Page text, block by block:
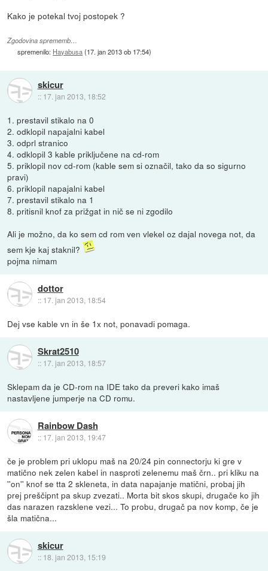
Kako je potekal tvoj postopek ?
Zgodovina sprememb…
spremenilo: Hayabusa(17. jan 2013 ob 17:54)
skicur
:: 17. jan 2013, 18:52
1. prestavil stikalo na 0
2. odklopil napajalni kabel
3. odprl stranico
4. odklopil 3 kable priključene na cd-rom
5. priklopil nov cd-rom (kable sem si označil, tako da so sigurno
pravi)
6. priklopil napajalni kabel
7. prestavil stikalo na 1
8. pritisnil knof za prižgat in nič se ni zgodilo
Ali je možno, da ko sem cd rom ven vlekel oz dajal novega not, da
sem kje kaj staknil?
pojma nimam
dottor
:: 17. jan 2013, 18:54
Dej vse kable vn in še 1x not, ponavadi pomaga.
Skrat2510
:: 17. jan 2013, 18:57
Sklepam da je CD-rom na IDE tako da preveri kako imaš
nastavljene jumperje na CD romu.
Rainbow Dash
:: 17. jan 2013, 19:47
če je problem pri uklopu maš na 20/24 pin connectorju ki gre v
matično nek zelen kabel in nasproti zelenemu maš črn.. pri kliku na
''on'' knof se tta 2 skleneta, in data napajanje matični, probaj jih
prej preščipnt pa skup zvezati.. Morta bit skos skupi, drugače ko jih
das narazen razsklene vezi... To probu, drugač pa nov komp, če je
šla matična...
skicur
:: 18. jan 2013, 15:19